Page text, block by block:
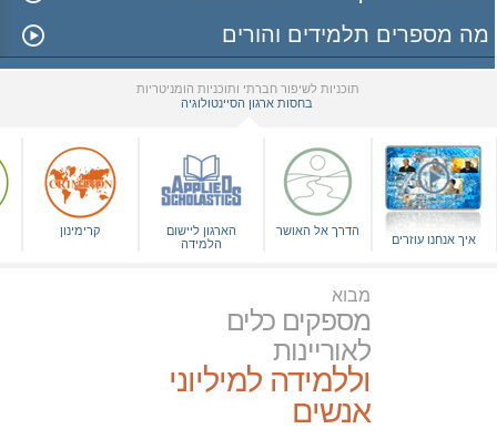
מה מספרים תלמידים והורים
תוכניות לשיפור חברתי ותוכניות הומניטריות
בחסות ארגון הסיינטולוגיה
איך אנחנו עוזרים
הדרך אל האושר
הארגון ליישום
הלמידה
קרימינון
מבוא
מספקים כלים
לאוריינות
וללמידה למיליוני
אנשים